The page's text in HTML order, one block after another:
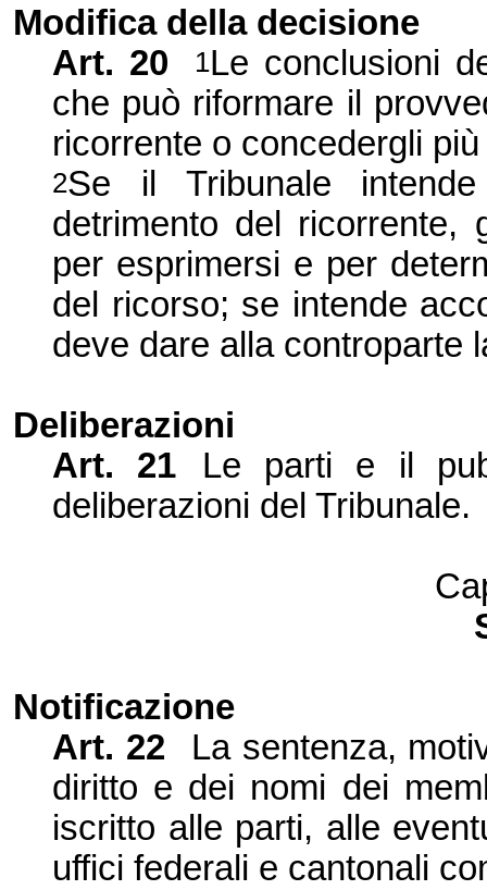
Modifica della decisione
Art. 20 1Le conclusioni
che può riformare il
ricorrente o concedergli
2Se il Tribunale
detrimento del
per esprimersi e per
del ricorso; se intende
deve dare alla controparte
Deliberazioni
Art.
21
Le parti e il
deliberazioni del Tribunale.
Notificazione
Art. 22
La sentenza,
diritto e dei nomi dei
iscritto alle parti, alle
uffici federali e cantonali